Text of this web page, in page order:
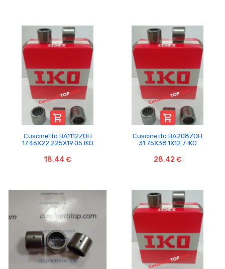

Cuscinetto BA1112ZOH
17.46X22.225X19.05 IKO
18,44 €

Cuscinetto BA208ZOH
31.75X38.1X12.7 IKO
28,42 €